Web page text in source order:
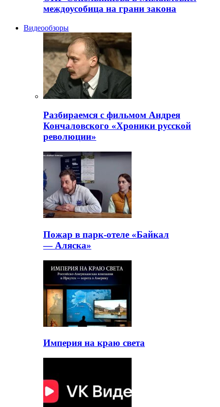
междоусобица на грани закона
Видеообзоры
Разбираемся с фильмом Андрея
Кончаловского «Хроники русской
революции»
Пожар в парк-отеле «Байкал
— Аляска»
Империя на краю света